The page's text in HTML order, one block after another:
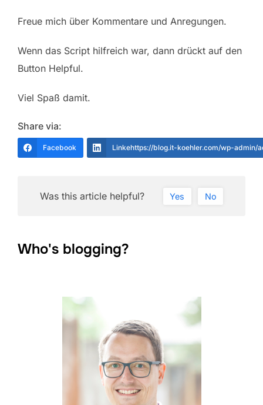
Freue mich über Kommentare und Anregungen.
Wenn das Script hilfreich war, dann drückt auf den
Button Helpful.
Viel Spaß damit.
Share via:
Linkehttps://blog.it-koehler.com/wp-admin/
Was this article helpful? Yes No
Who's blogging?